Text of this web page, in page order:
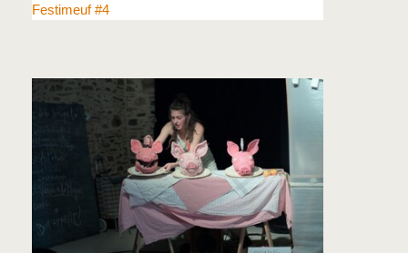
Festimeuf #4